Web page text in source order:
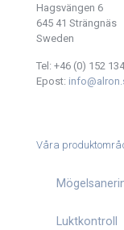
Hagsvängen 6
645 41 Strängnäs
Sweden
Tel: +46 (0) 152
Epost:
Våra
Luktkontroll